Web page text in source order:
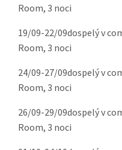
Room, 3 noci
19/09-22/09dospelý v
Room, 3 noci
24/09-27/09dospelý v
Room, 3 noci
26/09-29/09dospelý v
Room, 3 noci